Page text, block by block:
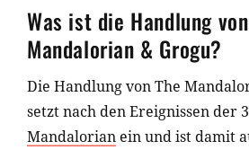
Was ist die Handlung
Mandalorian & Grogu?
Die Handlung von The
setzt nach den Ereignissen der
Mandalorian ein und ist damit